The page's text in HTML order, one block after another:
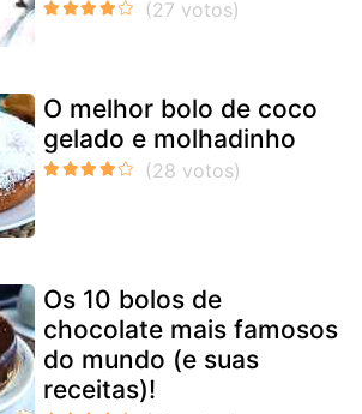
O melhor bolo de coco
gelado e molhadinho
Os 10 bolos de
chocolate mais famosos
do mundo (e suas
receitas)!